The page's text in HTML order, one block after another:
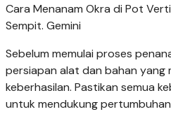
Cara Menanam Okra di Pot
Sempit. Gemini
Sebelum memulai proses
persiapan alat dan bahan yang
keberhasilan. Pastikan semua
untuk mendukung